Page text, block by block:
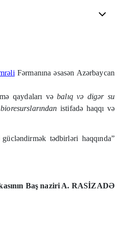
Fərmanına əsasən Azərbaycan
qaydaları vəbalıq və digər su
istifadə haqqı və
tədbirləri haqqında”
Baş naziri A. RASİZADƏ